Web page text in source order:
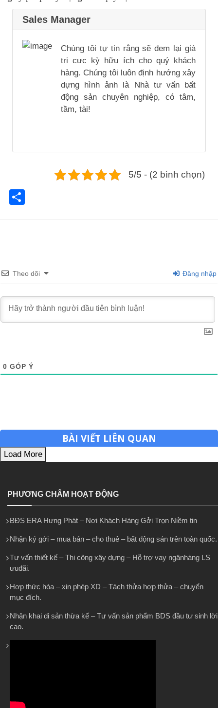
Sales Manager
Chúng tôi tự tin rằng sẽ đem lại giá
trị cực kỳ hữu ích cho quý khách
hàng. Chúng tôi luôn định hướng xây
dựng hình ảnh là Nhà tư vấn bất
động sản chuyên nghiệp, có tâm,
tầm, tài!
5/5 - (2 bình chọn)
Theo dõi Đăng nhập
0 GÓP Ý
BÀI VIẾT LIÊN QUAN
Load More
PHƯƠNG CHÂM HOẠT ĐỘNG
BĐS ERA Hưng Phát – Nơi Khách Hàng Gởi Trọn Niềm tin
Nhận ký gởi – mua bán – cho thuê – bất động sản trên toàn quốc.
Tư vấn thiết kế – Thi công xây dựng – Hỗ trợ vay ngânhàng LS
ưuđãi.
Hợp thức hóa – xin phép XD – Tách thửa hợp thửa – chuyển
mục đích.
Nhận khai di sản thừa kế – Tư vấn sản phẩm BDS đầu tư sinh lời
cao.